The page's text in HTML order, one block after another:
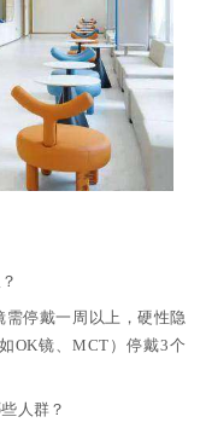
停戴一周以上，硬性隐
OK镜、MCT）停戴3个
人群？